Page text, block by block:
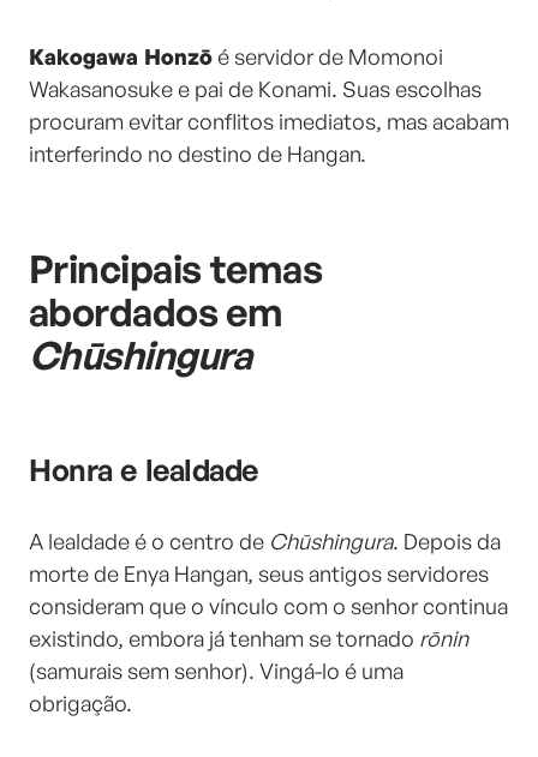
Kakogawa Honzōé servidor de Momonoi
Wakasanosuke e pai de Konami. Suas escolhas
procuram evitar conflitos imediatos, mas acabam
interferindo no destino de Hangan.
Principais temas
abordados em
Chūshingura
Honra e lealdade
A lealdade é o centro de Chūshingura. Depois da
morte de Enya Hangan, seus antigos servidores
consideram que o vínculo com o senhor continua
existindo, embora já tenham se tornado rōnin
(samurais sem senhor). Vingá-lo é uma
obrigação.